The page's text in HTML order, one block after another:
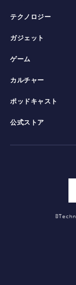
テクノロジー
ガジェット
ゲーム
カルチャー
ポッドキャスト
公式ストア